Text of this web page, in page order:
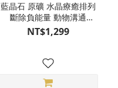
藍晶石 原礦 水晶療癒排列
斷除負能量 動物溝通
4CC04-909
NT$1,299